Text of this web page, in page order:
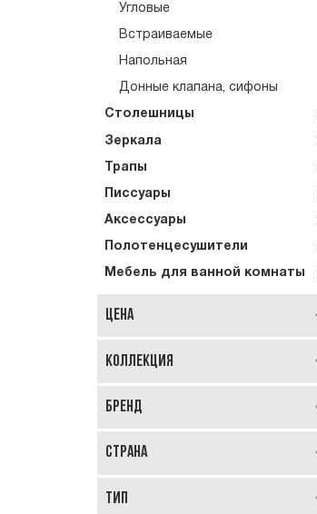
Угловые
Встраиваемые
Напольная
Донные клапана, сифоны
Столешницы
Зеркала
Трапы
Писсуары
Аксессуары
Полотенцесушители
Мебель для ванной комнаты
Цена
Коллекция
Бренд
Страна
Тип